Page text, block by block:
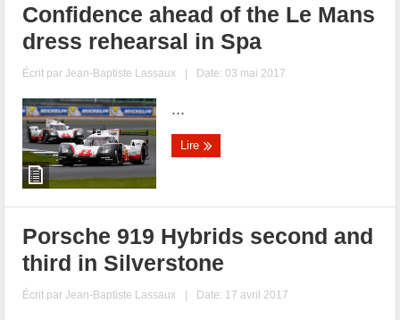
Confidence ahead of the Le Mans
dress rehearsal in Spa
Écrit parJean-Baptiste Lassaux | Date: 03 mai 2017
...
Lire
Porsche 919 Hybrids second and
third in Silverstone
Écrit parJean-Baptiste Lassaux | Date: 17 avril 2017